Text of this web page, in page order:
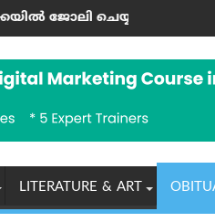
മണ്ണിലും അംഗീകാരം
എച്ച്-1ബി വിസ
ആരോഗ്യ,
LITERATURE & ART